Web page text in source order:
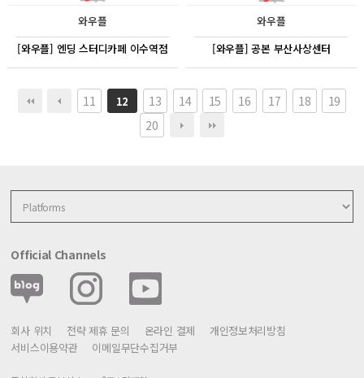
와우플
[와우플] 엔딩 스터디카페 이수역점
와우플
[와우플] 공본 부산사상센터
11 12 13 14 15 16 17 18
19
20
Official Channels
회사 위치 전략 제휴 문의 온라인 결제
개인정보처리방침
서비스이용약관
이메일무단수집거부